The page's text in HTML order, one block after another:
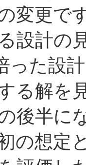
変更で
設計の
った設
る解を
後半に
の想定